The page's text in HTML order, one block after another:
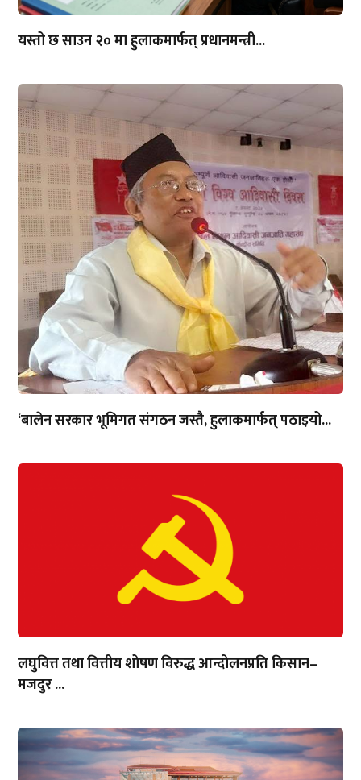
यस्तो छ साउन २० मा हुलाकमार्फत् प्रधानमन्त्री...
‘बालेन सरकार भूमिगत संगठन जस्तै, हुलाकमार्फत् पठाइयो...
लघुवित्त तथा वित्तीय शोषण विरुद्ध आन्दोलनप्रति किसान–
मजदुर ...